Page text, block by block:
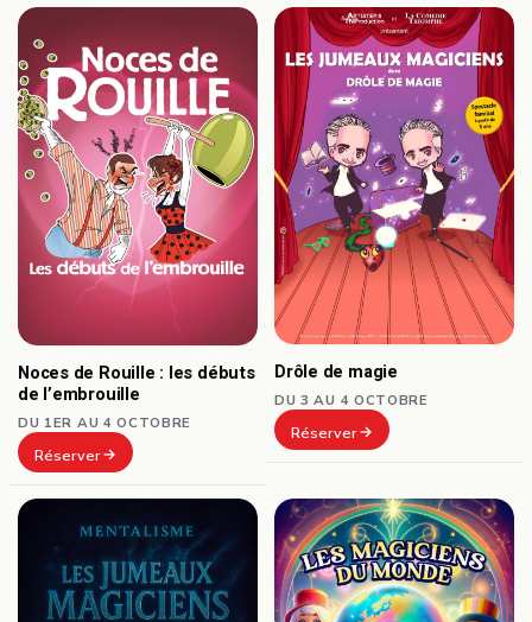
Noces de Rouille : les débuts
de l’embrouille
DU 1ER AU 4 OCTOBRE
Réserver
Drôle de magie
DU 3 AU 4 OCTOBRE
Réserver